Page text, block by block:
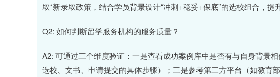
取*新录取政策，结合学员背景设计“冲刺+稳妥+保底”的选校组合，提
Q2: 如何判断留学服务机构的服务质量？
A2: 可通过三个维度验证：一是查看成功案例库中是否有与自身背景
选校、文书、申请提交的具体步骤）；三是参考第三方平台（如教育